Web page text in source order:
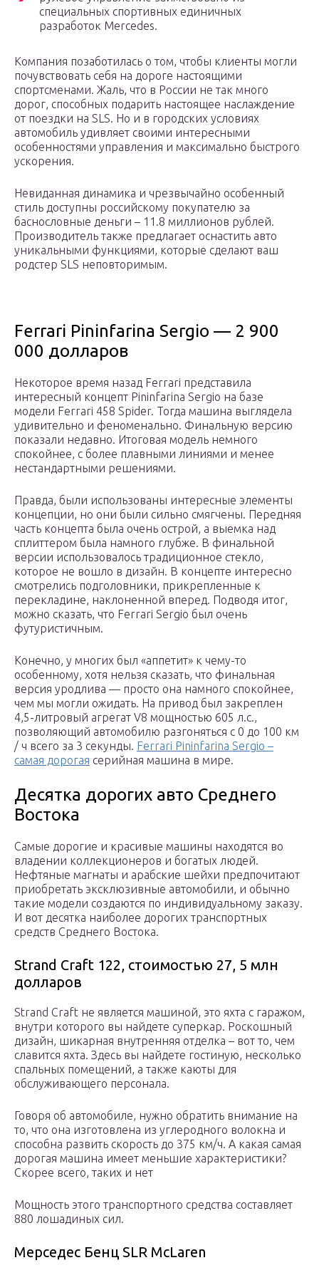
специальных спортивных единичных
разработок Mercedes.
Компания позаботилась о том, чтобы клиенты могли
почувствовать себя на дороге настоящими
спортсменами. Жаль, что в России не так много
дорог, способных подарить настоящее наслаждение
от поездки на SLS. Но и в городских условиях
автомобиль удивляет своими интересными
особенностями управления и максимально быстрого
ускорения.
Невиданная динамика и чрезвычайно особенный
стиль доступны российскому покупателю за
баснословные деньги – 11.8 миллионов рублей.
Производитель также предлагает оснастить авто
уникальными функциями, которые сделают ваш
родстер SLS неповторимым.
Ferrari Pininfarina Sergio — 2 900
000 долларов
Некоторое время назад Ferrari представила
интересный концепт Pininfarina Sergio на базе
модели Ferrari 458 Spider. Тогда машина выглядела
удивительно и феноменально. Финальную версию
показали недавно. Итоговая модель немного
спокойнее, с более плавными линиями и менее
нестандартными решениями.
Правда, были использованы интересные элементы
концепции, но они были сильно смягчены. Передняя
часть концепта была очень острой, а выемка над
сплиттером была намного глубже. В финальной
версии использовалось традиционное стекло,
которое не вошло в дизайн. В концепте интересно
смотрелись подголовники, прикрепленные к
перекладине, наклоненной вперед. Подводя итог,
можно сказать, что Ferrari Sergio был очень
футуристичным.
Конечно, у многих был «аппетит» к чему-то
особенному, хотя нельзя сказать, что финальная
версия уродлива — просто она намного спокойнее,
чем мы могли ожидать. На привод был закреплен
4,5-литровый агрегат V8 мощностью 605 л.с.,
позволяющий автомобилю разгоняться с 0 до 100 км
/ ч всего за 3 секунды. Ferrari Pininfarina Sergio –
самая дорогая серийная машина в мире.
Десятка дорогих авто Среднего
Востока
Самые дорогие и красивые машины находятся во
владении коллекционеров и богатых людей.
Нефтяные магнаты и арабские шейхи предпочитают
приобретать эксклюзивные автомобили, и обычно
такие модели создаются по индивидуальному заказу.
И вот десятка наиболее дорогих транспортных
средств Среднего Востока.
Strand Craft 122, стоимостью 27, 5 млн
долларов
Strand Craft не является машиной, это яхта с гаражом,
внутри которого вы найдете суперкар. Роскошный
дизайн, шикарная внутренняя отделка – вот то, чем
славится яхта. Здесь вы найдете гостиную, несколько
спальных помещений, а также каюты для
обслуживающего персонала.
Говоря об автомобиле, нужно обратить внимание на
то, что она изготовлена из углеродного волокна и
способна развить скорость до 375 км/ч. А какая самая
дорогая машина имеет меньшие характеристики?
Скорее всего, таких и нет
Мощность этого транспортного средства составляет
880 лошадиных сил.
Мерседес Бенц SLR McLaren